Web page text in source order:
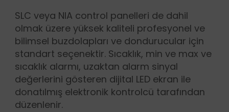
SLC veya NIA control panelleri de dahil
olmak üzere yüksek kaliteli profesyonel ve
bilimsel buzdolapları ve dondurucular için
standart seçenektir. Sıcaklık, min ve max ve
sıcaklık alarmı, uzaktan alarm sinyal
değerlerini gösteren dijital LED ekran ile
donatılmış elektronik kontrolcü tarafından
düzenlenir.